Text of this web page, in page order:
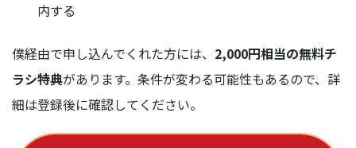
内する
僕経由で申し込んでくれた方には、 2,000円相当の無料チ
ラシ特典があります。条件が変わる可能性もあるので、詳
細は登録後に確認してください。